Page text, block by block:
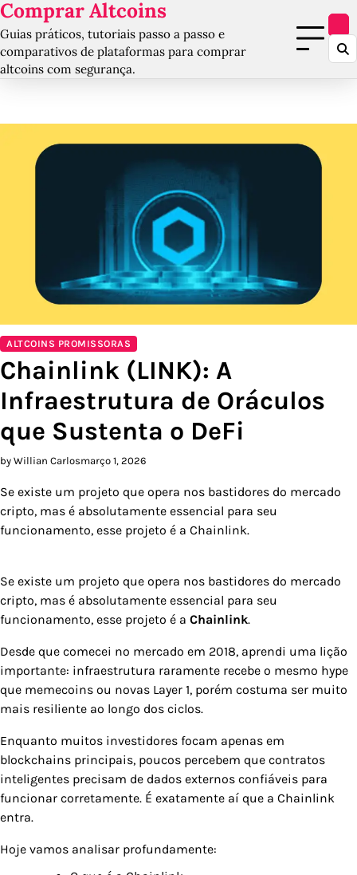
Skip
to
content
Comprar Altcoins
Guias práticos, tutoriais passo a passo e
comparativos de plataformas para comprar
altcoins com segurança.
ALTCOINS PROMISSORAS
Chainlink (LINK): A
Infraestrutura de Oráculos
que Sustenta o DeFi
by Willian Carlosmarço 1, 2026
Se existe um projeto que opera nos bastidores do mercado
cripto, mas é absolutamente essencial para seu
funcionamento, esse projeto é a Chainlink.
Se existe um projeto que opera nos bastidores do mercado
cripto, mas é absolutamente essencial para seu
funcionamento, esse projeto é a Chainlink.
Desde que comecei no mercado em 2018, aprendi uma lição
importante: infraestrutura raramente recebe o mesmo hype
que memecoins ou novas Layer 1, porém costuma ser muito
mais resiliente ao longo dos ciclos.
Enquanto muitos investidores focam apenas em
blockchains principais, poucos percebem que contratos
inteligentes precisam de dados externos confiáveis para
funcionar corretamente. É exatamente aí que a Chainlink
entra.
Hoje vamos analisar profundamente: